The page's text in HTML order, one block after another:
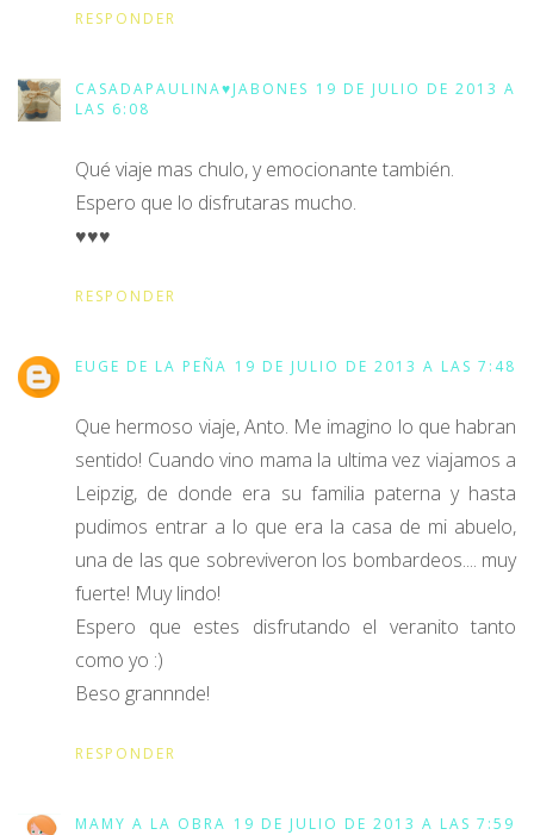
RESPONDER
CASADAPAULINA♥JABONES 19 DE JULIO DE 2013 A
LAS 6:08
Qué viaje mas chulo, y emocionante también.
Espero que lo disfrutaras mucho.
♥♥♥
RESPONDER
EUGE DE LA PEÑA 19 DE JULIO DE 2013 A LAS 7:48
Que hermoso viaje, Anto. Me imagino lo que habran
sentido! Cuando vino mama la ultima vez viajamos a
Leipzig, de donde era su familia paterna y hasta
pudimos entrar a lo que era la casa de mi abuelo,
una de las que sobreviveron los bombardeos.... muy
fuerte! Muy lindo!
Espero que estes disfrutando el veranito tanto
como yo :)
Beso grannnde!
RESPONDER
MAMY A LA OBRA 19 DE JULIO DE 2013 A LAS 7:59